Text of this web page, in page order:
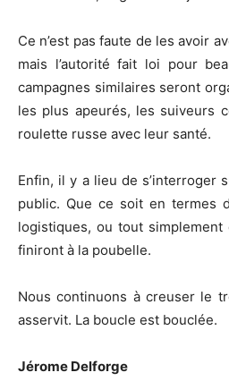
Ce n’est pas faute de les avoir
mais l’autorité fait loi pour
campagnes similaires seront
les plus apeurés, les suiveurs
roulette russe avec leur santé.
Enfin, il y a lieu de s’interroger
public. Que ce soit en termes
logistiques, ou tout
finiront à la poubelle.
Nous continuons à creuser le
asservit. La boucle est bouclée.
Jérome Delforge